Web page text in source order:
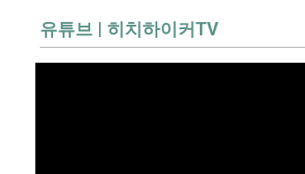
유튜브 | 히치하이커TV